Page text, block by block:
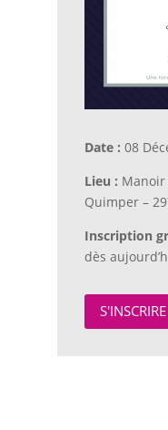
Date : 08
Lieu : Manoir
Quimper –
Inscription
dès
S'INSCRIRE